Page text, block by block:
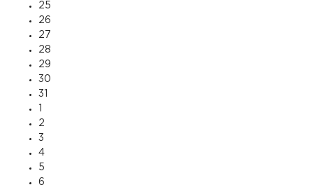
25
26
27
28
29
30
31
2
3
4
5
6